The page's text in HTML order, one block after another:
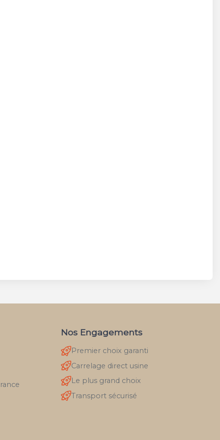
Nos Engagements
Premier choix garanti
Carrelage direct usine
Le plus grand choix
Transport sécurisé